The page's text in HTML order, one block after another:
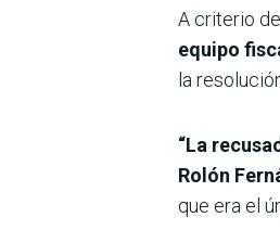
A criterio
equipo
la
“La
Rolón
que era el